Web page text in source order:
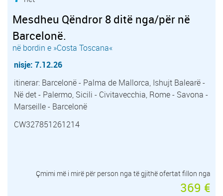
Mesdheu Qëndror 8 ditë nga/për në
Barcelonë.
në bordin e »Costa Toscana«
nisje: 7.12.26
itinerar: Barcelonë - Palma de Mallorca, Ishujt Balearë -
Në det - Palermo, Sicili - Civitavecchia, Rome - Savona -
Marseille - Barcelonë
CW327851261214
Çmimi më i mirë për person nga të gjithë ofertat fillon nga
369 €